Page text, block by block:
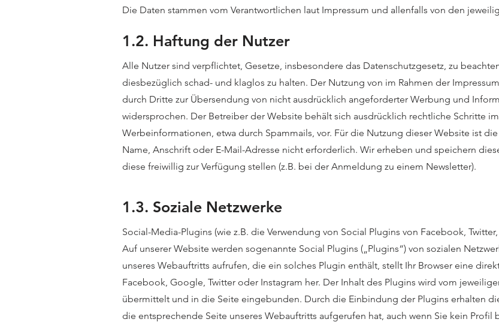
Die Daten stammen vom Verantwortlichen laut Impressum und allenfalls von den
1.2. Haftung der Nutzer
Alle Nutzer sind verpflichtet, Gesetze, insbesondere das Datenschutzgesetz, zu
diesbezüglich schad- und klaglos zu halten. Der Nutzung von im Rahmen der
durch Dritte zur Übersendung von nicht ausdrücklich angeforderter Werbung und
widersprochen. Der Betreiber der Website behält sich ausdrücklich rechtliche Schritte
Werbeinformationen, etwa durch Spammails, vor. Für die Nutzung dieser Website ist
Name, Anschrift oder E-Mail-Adresse nicht erforderlich. Wir erheben und speichern
diese freiwillig zur Verfügung stellen (z.B. bei der Anmeldung zu einem Newsletter).
1.3. Soziale Netzwerke
Social-Media-Plugins (wie z.B. die Verwendung von Social Plugins von Facebook,
Auf unserer Website werden sogenannte Social Plugins („Plugins“) von sozialen
unseres Webauftritts aufrufen, die ein solches Plugin enthält, stellt Ihr Browser eine
Facebook, Google, Twitter oder Instagram her. Der Inhalt des Plugins wird vom
übermittelt und in die Seite eingebunden. Durch die Einbindung der Plugins erhalten
die entsprechende Seite unseres Webauftritts aufgerufen hat, auch wenn Sie kein